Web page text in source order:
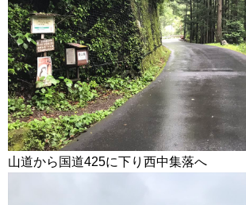
山道から国道425に下り西中集落へ